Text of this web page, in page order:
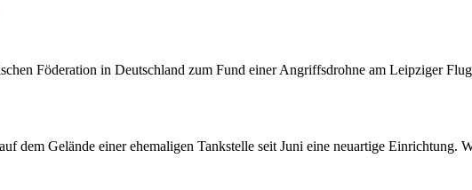
Föderation in Deutschland zum Fund einer Angriffsdrohne am Leipziger
dem Gelände einer ehemaligen Tankstelle seit Juni eine neuartige Einrichtung.